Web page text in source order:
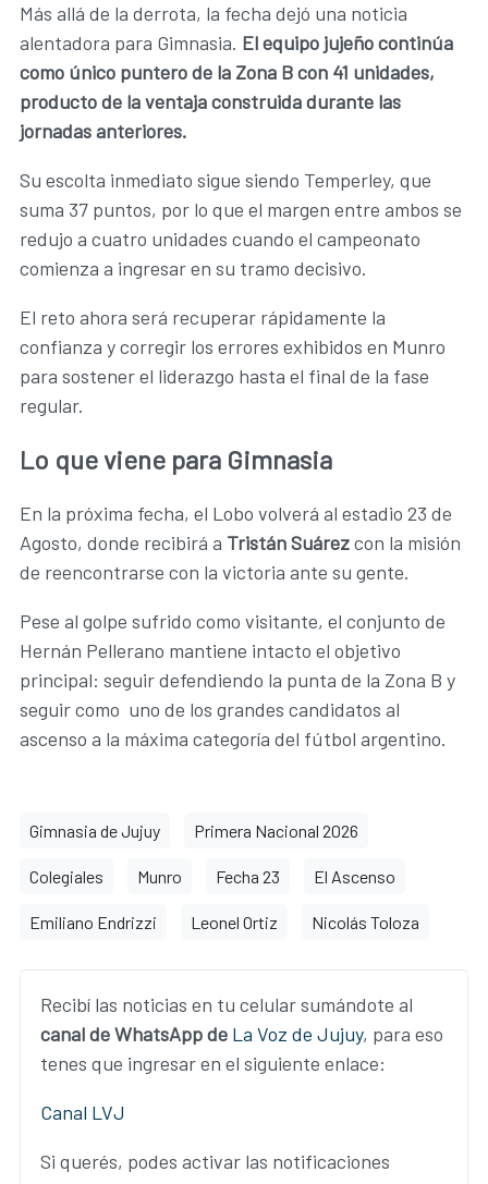
Más allá de la derrota, la fecha dejó una noticia
alentadora para Gimnasia. El equipo jujeño continúa
como único puntero de la Zona B con 41 unidades,
producto de la ventaja construida durante las
jornadas anteriores.
Su escolta inmediato sigue siendo Temperley, que
suma 37 puntos, por lo que el margen entre ambos se
redujo a cuatro unidades cuando el campeonato
comienza a ingresar en su tramo decisivo.
El reto ahora será recuperar rápidamente la
confianza y corregir los errores exhibidos en Munro
para sostener el liderazgo hasta el final de la fase
regular.
Lo que viene para Gimnasia
En la próxima fecha, el Lobo volverá al estadio 23 de
Agosto, donde recibirá a Tristán Suárezcon la misión
de reencontrarse con la victoria ante su gente.
Pese al golpe sufrido como visitante, el conjunto de
Hernán Pellerano mantiene intacto el objetivo
principal: seguir defendiendo la punta de la Zona B y
seguir como uno de los grandes candidatos al
ascenso a la máxima categoría del fútbol argentino.
Gimnasia de Jujuy Primera Nacional 2026
Colegiales Munro Fecha 23 El Ascenso
Emiliano Endrizzi Leonel Ortiz Nicolás Toloza
Recibí las noticias en tu celular sumándote al
canal de WhatsApp de La Voz de Jujuy, para eso
tenes que ingresar en el siguiente enlace:
Canal LVJ
Si querés, podes activar las notificaciones